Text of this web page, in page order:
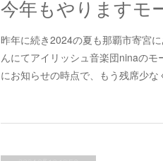
昨年に続き2024の夏も那覇市寄宮
んにてアイリッシュ音楽団ninaの
にお知らせの時点で、もう残席少